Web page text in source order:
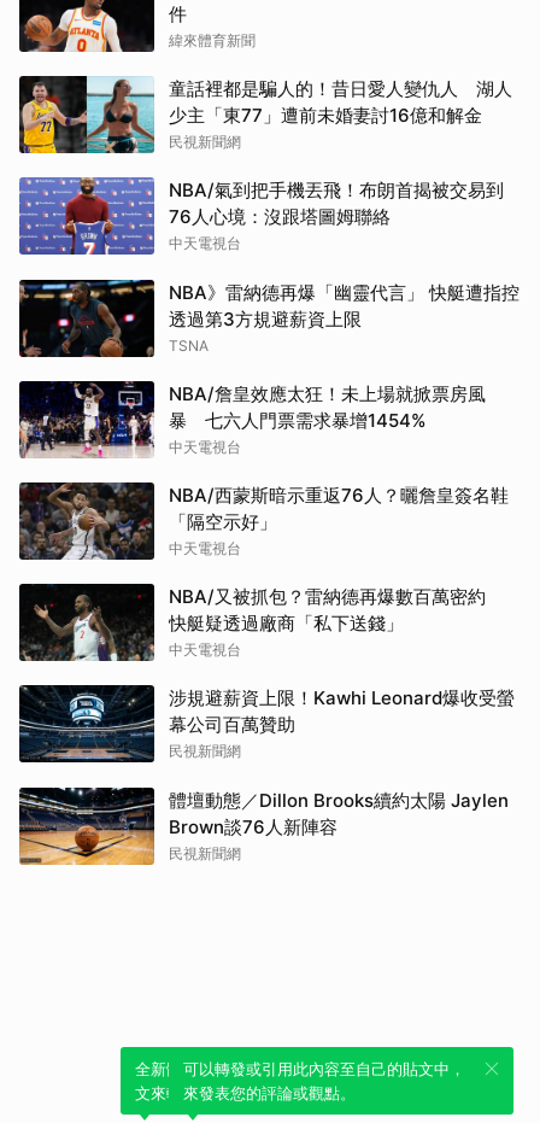
件
緯來體育新聞
童話裡都是騙人的！昔日愛人變仇人 湖人
少主「東77」遭前未婚妻討16億和解金
民視新聞網
NBA/氣到把手機丟飛！布朗首揭被交易到
76人心境：沒跟塔圖姆聯絡
中天電視台
NBA》雷納德再爆「幽靈代言」 快艇遭指控
透過第3方規避薪資上限
TSNA
NBA/詹皇效應太狂！未上場就掀票房風
暴 七六人門票需求暴增1454%
中天電視台
NBA/西蒙斯暗示重返76人？曬詹皇簽名鞋
「隔空示好」
中天電視台
NBA/又被抓包？雷納德再爆數百萬密約
快艇疑透過廠商「私下送錢」
中天電視台
涉規避薪資上限！Kawhi Leonard爆收受螢
幕公司百萬贊助
民視新聞網
體壇動態／Dillon Brooks續約太陽 Jaylen
Brown談76人新陣容
民視新聞網
全新體驗！一鍵引用此內容，透過發布貼
文來輕鬆表達個人立場。
可以轉發或引用此內容至自己的貼文中，
來發表您的評論或觀點。